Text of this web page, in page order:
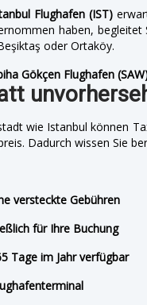
Flughafen (IST)
haben,
oder Ortaköy.
Gökçen Flughafen
wie Istanbul können
Dadurch wissen Sie
versteckte Gebühren
für Ihre Buchung
Tage im Jahr verfügbar